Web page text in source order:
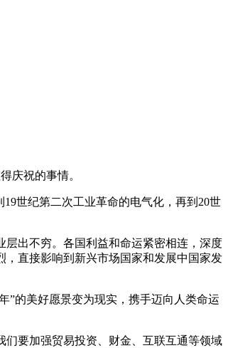
庆祝的事情。
世纪第二次工业革命的电气化，再到20世
出不穷。各国利益和命运紧密相连，深度
直接影响到新兴市场国家和发展中国家发
的美好愿景变为现实，携手迈向人类命运
要加强贸易投资、财金、互联互通等领域